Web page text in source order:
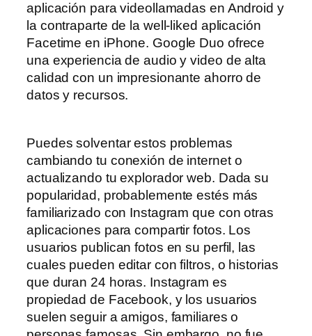
aplicación para videollamadas en Android y
la contraparte de la well-liked aplicación
Facetime en iPhone. Google Duo ofrece
una experiencia de audio y video de alta
calidad con un impresionante ahorro de
datos y recursos.
Puedes solventar estos problemas
cambiando tu conexión de internet o
actualizando tu explorador web. Dada su
popularidad, probablemente estés más
familiarizado con Instagram que con otras
aplicaciones para compartir fotos. Los
usuarios publican fotos en su perfil, las
cuales pueden editar con filtros, o historias
que duran 24 horas. Instagram es
propiedad de Facebook, y los usuarios
suelen seguir a amigos, familiares o